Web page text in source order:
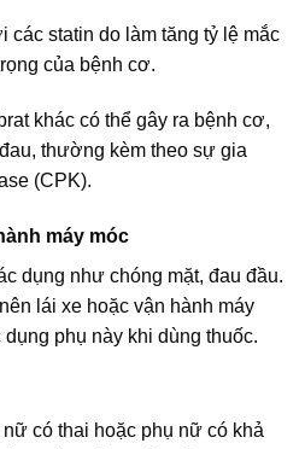
các statin do làm tăng tỷ lệ mắc
của bệnh cơ.
khác có thể gây ra bệnh cơ,
thường kèm theo sự gia
(CPK).
máy móc
dụng như chóng mặt, đau đầu.
lái xe hoặc vận hành máy
phụ này khi dùng thuốc.
có thai hoặc phụ nữ có khả